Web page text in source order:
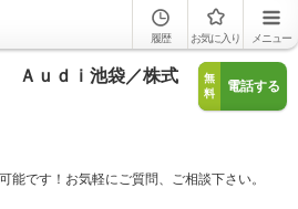
履歴 お気に入り メニュー
Ａｕｄｉ池袋／株式
無
料
電話する
能です！お気軽にご質問、ご相談下さい。